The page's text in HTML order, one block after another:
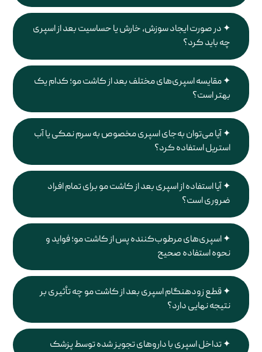
در صورت ایجاد سوزش، خارش یا حساسیت بعد از اسپری
چه باید کرد؟
مقایسه اسپری‌های مختلف بعد از کاشت مو؛ کدام یک
بهتر است؟
آیا می‌توان به‌جای اسپری مخصوص به سرم نمکی یا آب
استریل استفاده کرد؟
آیا استفاده از اسپری بعد از کاشت مو برای تمام افراد
ضروری است؟
اسپری‌های مرطوب‌کننده پس از کاشت مو؛ فواید و
نحوه استفاده صحیح
قطع زودهنگام اسپری بعد از کاشت مو چه تأثیری بر
نتیجه نهایی دارد؟
تداخل اسپری با داروهای تجویز شده توسط پزشک